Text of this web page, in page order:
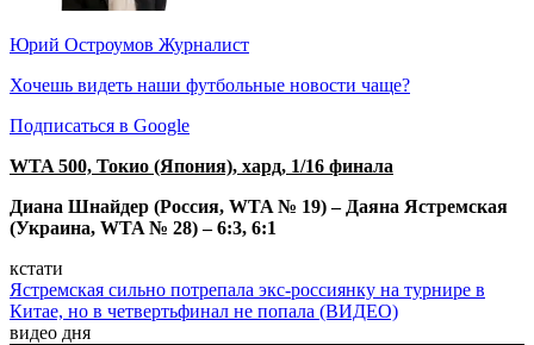
Юрий Остроумов Журналист
Хочешь видеть наши футбольные новости чаще?
Подписаться в Google
WTA 500, Токио (Япония), хард, 1/16 финала
Диана Шнайдер (Россия, WTA № 19) – Даяна Ястремская
(Украина, WTA № 28) – 6:3, 6:1
кстати
Ястремская сильно потрепала экс-россиянку на турнире в
Китае, но в четвертьфинал не попала (ВИДЕО)
видео дня